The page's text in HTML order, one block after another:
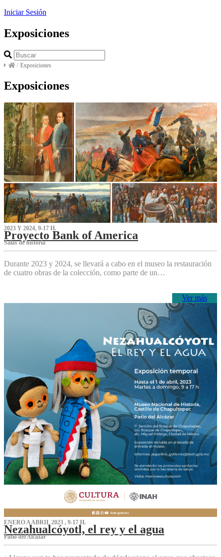
Iniciar Sesión
Exposiciones
/ Exposiciones
Exposiciones
2023 Y 2024, 9-17 H.
Proyecto Bank of America
S‌alas de historia
Durante 2023 y 2024, se llevará a cabo en el museo la restauración
de cuatro obras de la colección, como parte de un…
Ver más
ENERO A ABRIL 2023 , 9-17 H.
Nezahualcóyotl, el rey y el agua
Patio del Alcázar